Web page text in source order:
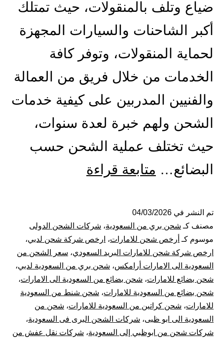
ضياع وتلف بالمنقولات، حيث تمتلك
أكبر الشاحنات والسيارات المجهزة
لحماية المنقولات، وتوفر كافة
الخدمات من خلال فريق من العمالة
والفنيين المدربين على كيفية خدمات
الشحن ولهم خبرة لعدة سنوات،
حيث تختلف عملية الشحن حسب
البضائع… متابعة قراءة
السعودية
الى
الإمارات
|
نقل
تم النشر في 04/03/2026
مصنف كـ شحن بري من السعودية، شركات الشحن الدولى
موسوم كـ أرخص شحن للامارات، ارخص شركة شحن لدبي،
ارخص شركة شحن للامارات البريد السعودي، سعر الشحن من
السعودية الى الامارات أرامكس، شحن بري من السعودية لدبي،
شحن بضائع للامارات، شحن بضائع من السعودية الى الامارات،
شحن بضائع من السعودية للامارات، شحن شنط من السعودية
للامارات، شحن كراتين من السعودية للامارات، شحن من
السعودية الى ابو ظبى، شركات الشحن البرى فى السعودية،
شركات شحن من ابوظبي إلى السعودية، شركات نقل عفش من